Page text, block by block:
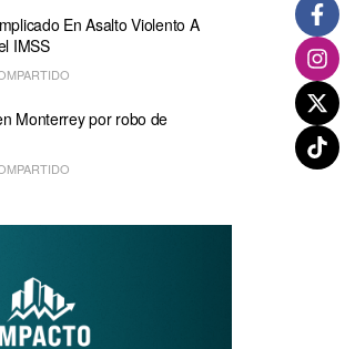
En Asalto Violento A
IMSS
Monterrey por robo de